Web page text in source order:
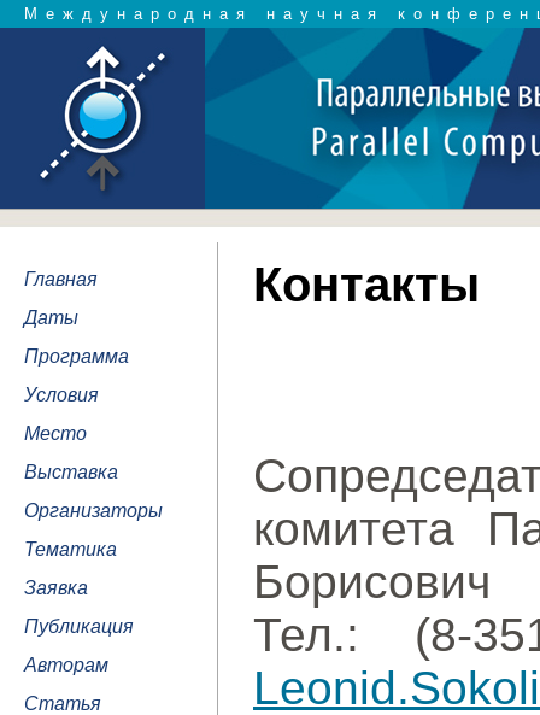
Международная научная
Главная
Даты
Программа
Условия
Место
Выставка
Организаторы
Тематика
Заявка
Публикация
Авторам
Статья
Контакты
комитета
Борисович
Тел.: (8-